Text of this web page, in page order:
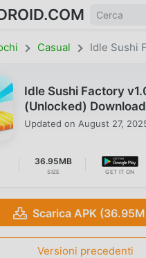
Casual Idle Sushi
Idle Sushi Factory
(Unlocked) Download
Updated on August 27,
36.95MB
SIZE GET IT ON
Scarica APK
Versioni precedenti